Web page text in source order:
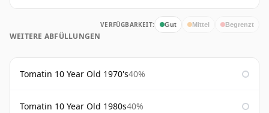
VERFÜGBARKEIT: Gut Mittel Begrenzt
WEITERE ABFÜLLUNGEN
Tomatin 10 Year Old 1970's40%
Tomatin 10 Year Old 1980s40%